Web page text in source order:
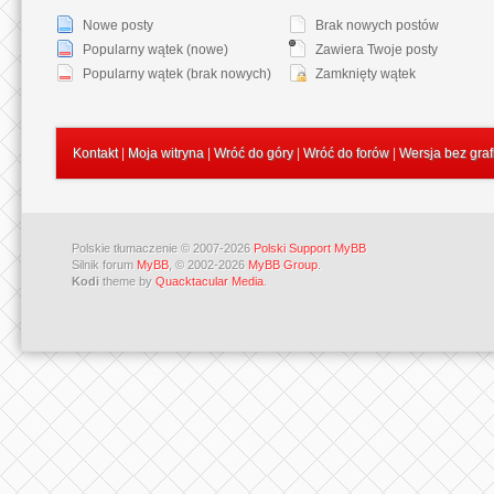
Nowe posty
Popularny wątek (nowe)
Popularny wątek (brak nowych)
Brak nowych postów
Zawiera Twoje posty
Zamknięty wątek
Kontakt| Moja witryna Wróć do góry| Wróć do forów| Wersja bez
Polskie tłumaczenie © 2007-2026 Polski Support MyBB
Silnik forum MyBB , © 2002-2026 MyBB Group
Kodi theme by Quacktacular Media